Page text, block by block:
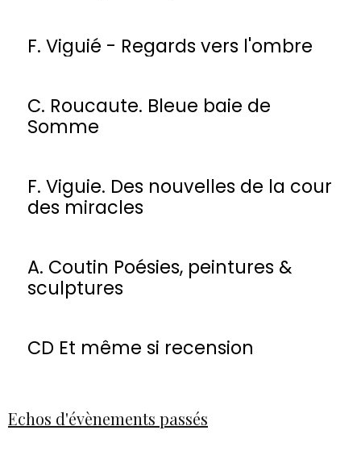
F. Viguié - Regards vers l'ombre
C. Roucaute. Bleue baie de
Somme
F. Viguie. Des nouvelles de la cour
des miracles
A. Coutin Poésies, peintures &
sculptures
CD Et même si recension
Echos d'évènements passés